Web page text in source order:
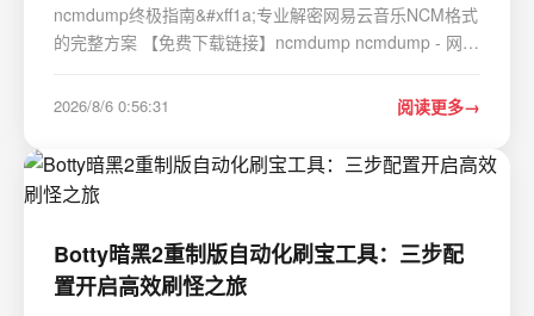
ncmdump终极指南&#xff1a;专业解密网易云音乐NCM格式
的完整方案 【免费下载链接】ncmdump ncmdump - 网易
https://gitcode.com/gh_mirrors/ncmdu/ncmdump 在数字
音乐版权保护日益严格的今天&#xff0c;网易云音乐NCM格
式转换成为众多音乐爱…
2026/8/6 0:56:31 阅读更多
Botty暗黑2重制版自动化刷宝工具：三步配
置开启高效刷怪之旅